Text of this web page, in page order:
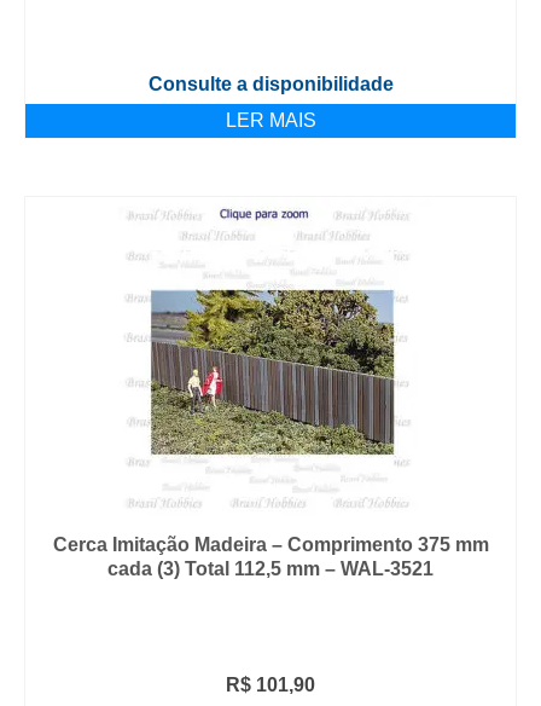
Consulte a disponibilidade
LER MAIS
Cerca Imitação Madeira – Comprimento 375 mm
cada (3) Total 112,5 mm – WAL-3521
R$ 101,90